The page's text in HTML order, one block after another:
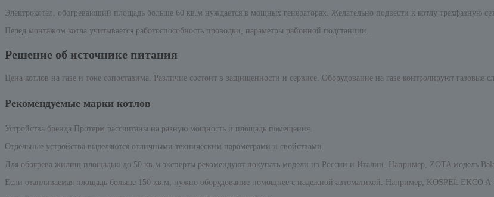
Электрокотел, обогревающий площадь больше 60 кв.м нуждается в мощных генераторах. Желательно подвести к котлу трехфазную
Перед монтажом котла учитывается работоспособность проводки, параметры районной подстанции.
Решение об источнике питания
Цена котлов на газе и токе сопоставима. Различие состоит в защищенности и сервисе. Оборудование на газе контролируют газовые
Рекомендуемые марки котлов
Устройства бренда Протерм рассчитаны на разную мощность и площадь помещения.
Отдельные устройства выделяются отличными техническим параметрами и свойствами.
Для обогрева жилищ площадью до 50 кв.м эксперты рекомендуют покупать модели из России и Италии. Например, ZOTA модель
Если отапливаемая площадь больше 150 кв.м, нужно оборудование помощнее с надежной автоматикой. Например, KOSPEL EKCO A-